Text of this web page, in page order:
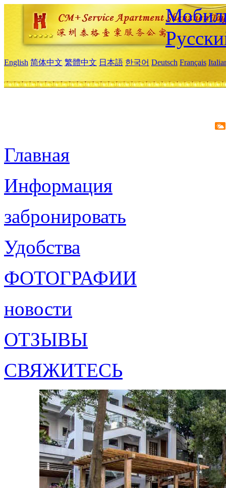
English 简体中文 繁體中文 日本語 한국어 Deutsch Français
Главная
Информация
забронировать
Удобства
ФОТОГРАФИИ
новости
ОТЗЫВЫ
СВЯЖИТЕСЬ